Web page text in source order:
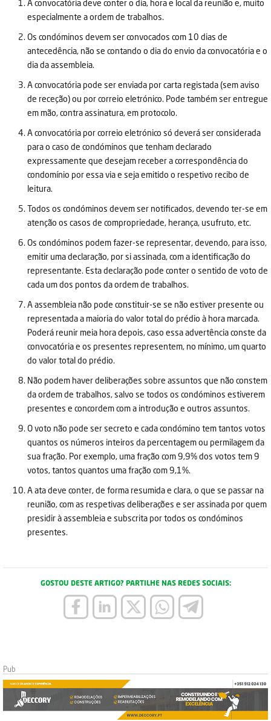
A convocatória deve conter o dia, hora e local da reunião e, muito
especialmente a ordem de trabalhos.
Os condóminos devem ser convocados com 10 dias de
antecedência, não se contando o dia do envio da convocatória e o
dia da assembleia.
A convocatória pode ser enviada por carta registada (sem aviso
de receção) ou por correio eletrónico. Pode também ser entregue
em mão, contra assinatura, em protocolo.
A convocatória por correio eletrónico só deverá ser considerada
para o caso de condóminos que tenham declarado
expressamente que desejam receber a correspondência do
condomínio por essa via e seja emitido o respetivo recibo de
leitura.
Todos os condóminos devem ser notificados, devendo ter-se em
atenção os casos de compropriedade, herança, usufruto, etc.
Os condóminos podem fazer-se representar, devendo, para isso,
emitir uma declaração, por si assinada, com a identificação do
representante. Esta declaração pode conter o sentido de voto de
cada um dos pontos da ordem de trabalhos.
A assembleia não pode constituir-se se não estiver presente ou
representada a maioria do valor total do prédio à hora marcada.
Poderá reunir meia hora depois, caso essa advertência conste da
convocatória e os presentes representem, no mínimo, um quarto
do valor total do prédio.
Não podem haver deliberações sobre assuntos que não constem
da ordem de trabalhos, salvo se todos os condóminos estiverem
presentes e concordem com a introdução e outros assuntos.
O voto não pode ser secreto e cada condómino tem tantos votos
quantos os números inteiros da percentagem ou permilagem da
sua fração. Por exemplo, uma fração com 9,9% dos votos tem 9
votos, tantos quantos uma fração com 9,1%.
A ata deve conter, de forma resumida e clara, o que se passar na
reunião, com as respetivas deliberações e ser assinada por quem
presidir à assembleia e subscrita por todos os condóminos
presentes.
GOSTOU DESTE ARTIGO? PARTILHE NAS REDES SOCIAIS: